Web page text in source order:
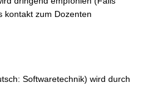
kontakt zum Dozenten
Softwaretechnik) wird durch